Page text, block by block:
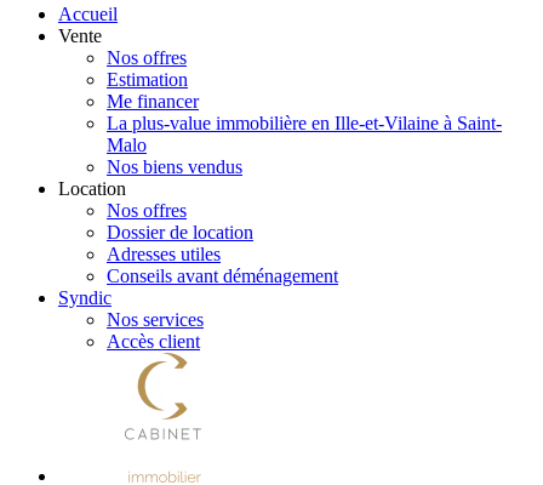
Accueil
Vente
Nos offres
Estimation
Me financer
La plus-value immobilière en Ille-et-Vilaine à Saint-
Malo
Nos biens vendus
Location
Nos offres
Dossier de location
Adresses utiles
Conseils avant déménagement
Syndic
Nos services
Accès client